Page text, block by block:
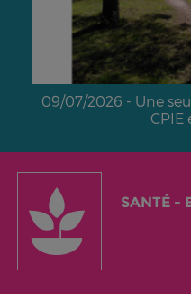
09/07/2026 - Une
CPIE
SANTÉ -